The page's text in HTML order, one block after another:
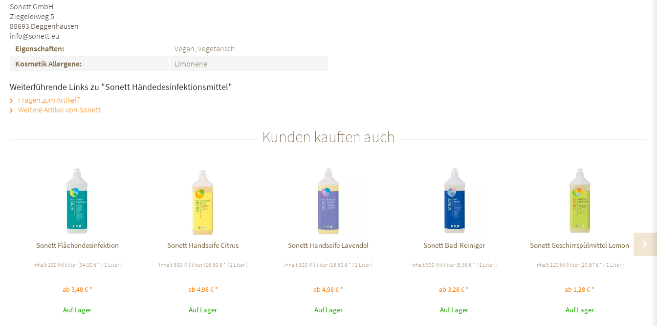
Sonett GmbH
Ziegeleiweg 5
88693 Deggenhausen
info@sonett.eu
Eigenschaften:
Vegan, Vegetarisch
Kosmetik Allergene:
Limonene
Weiterführende Links zu "Sonett Händedesinfektionsmittel"
Fragen zum Artikel?
Weitere Artikel von Sonett
Kunden kauften auch
Sonett Flächendesinfektion
Inhalt 100 Milliliter (34,80 € * / 1 Liter )
ab 3,48 € *
Auf Lager
Sonett Handseife Citrus
Inhalt300 Milliliter (16,60 € * / 1 Liter )
ab 4,98 € *
Auf Lager
Sonett Handseife Lavendel
Inhalt300 Milliliter (16,60 € * / 1 Liter )
ab 4,98 € *
Auf Lager
Sonett Bad-Reiniger
Inhalt500 Milliliter (6,56 € * / 1 Liter )
ab 3,28 € *
Auf Lager
Sonett Geschirrspülmittel Lemon
Inhalt 120 Milliliter (10,67 € * / 1 Liter )
ab 1,28 € *
Auf Lager